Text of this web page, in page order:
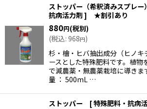
ストッパー（希釈済みスプレ
抗病活力剤 ] ★割引あり
880円(税別)
(税込: 968円)
杉・檜・ヒバ抽出成分（ヒノキ
ースとした特殊肥料です。植物
で減農薬・無農薬栽培に導きま
量 ： 500mL …
ストッパー [ 特殊肥料・抗